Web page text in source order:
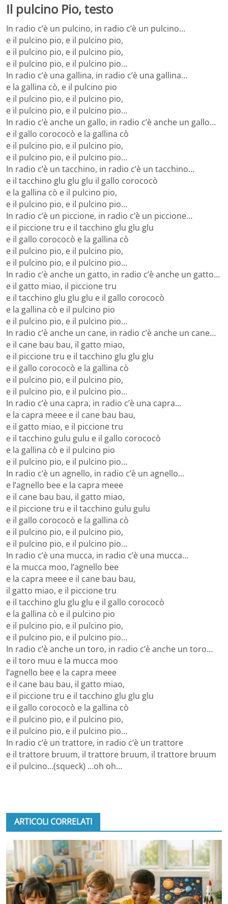
Il pulcino Pio, testo
In radio c’è un pulcino, in radio c’è un pulcino…
e il pulcino pio, e il pulcino pio,
e il pulcino pio, e il pulcino pio,
e il pulcino pio, e il pulcino pio…
In radio c’è una gallina, in radio c’è una gallina…
e la gallina cò, e il pulcino pio
e il pulcino pio, e il pulcino pio,
e il pulcino pio, e il pulcino pio…
In radio c’è anche un gallo, in radio c’è anche un gallo…
e il gallo corococò e la gallina cò
e il pulcino pio, e il pulcino pio,
e il pulcino pio, e il pulcino pio…
In radio c’è un tacchino, in radio c’è un tacchino…
e il tacchino glu glu glu il gallo corococò
e la gallina cò e il pulcino pio,
e il pulcino pio, e il pulcino pio…
In radio c’è un piccione, in radio c’è un piccione…
e il piccione tru e il tacchino glu glu glu
e il gallo corococò e la gallina cò
e il pulcino pio, e il pulcino pio,
e il pulcino pio, e il pulcino pio…
In radio c’è anche un gatto, in radio c’è anche un gatto…
e il gatto miao, il piccione tru
e il tacchino glu glu glu e il gallo corococò
e la gallina cò e il pulcino pio
e il pulcino pio, e il pulcino pio…
In radio c’è anche un cane, in radio c’è anche un cane…
e il cane bau bau, il gatto miao,
e il piccione tru e il tacchino glu glu glu
e il gallo corococò e la gallina cò
e il pulcino pio, e il pulcino pio,
e il pulcino pio, e il pulcino pio…
In radio c’è una capra, in radio c’è una capra…
e la capra meee e il cane bau bau,
e il gatto miao, e il piccione tru
e il tacchino gulu gulu e il gallo corococò
e la gallina cò e il pulcino pio
e il pulcino pio, e il pulcino pio…
In radio c’è un agnello, in radio c’è un agnello…
e l’agnello bee e la capra meee
e il cane bau bau, il gatto miao,
e il piccione tru e il tacchino gulu gulu
e il gallo corococò e la gallina cò
e il pulcino pio, e il pulcino pio,
e il pulcino pio, e il pulcino pio…
In radio c’è una mucca, in radio c’è una mucca…
e la mucca moo, l’agnello bee
e la capra meee e il cane bau bau,
il gatto miao, e il piccione tru
e il tacchino glu glu glu e il gallo corococò
e la gallina cò e il pulcino pio
e il pulcino pio, e il pulcino pio,
e il pulcino pio, e il pulcino pio…
In radio c’è anche un toro, in radio c’è anche un toro…
e il toro muu e la mucca moo
l’agnello bee e la capra meee
e il cane bau bau, il gatto miao,
e il piccione tru e il tacchino glu glu glu
e il gallo corococò e la gallina cò
e il pulcino pio, e il pulcino pio,
e il pulcino pio, e il pulcino pio…
In radio c’è un trattore, in radio c’è un trattore
e il trattore bruum, il trattore bruum, il trattore bruum
e il pulcino…(squeck) …oh oh…
ARTICOLI CORRELATI